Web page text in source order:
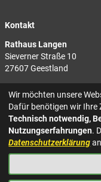
Kontakt
Rathaus Langen
Sieverner Straße 10
27607 Geestland
Rathaus Bad Bederkesa
Am Markt 8
27624 Geestland
Tel.: 04743 937-2300
KONTAKT
Wir möchten unsere
Dafür benötigen wir
Technisch notwendig,
Nutzungserfahrungen.
Datenschutzerklärung